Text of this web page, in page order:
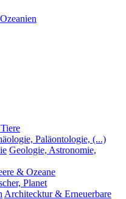
Paläontologie, (...)
Geologie, Astronomie,
& Ozeane
Planet
Architecktur & Erneuerbare